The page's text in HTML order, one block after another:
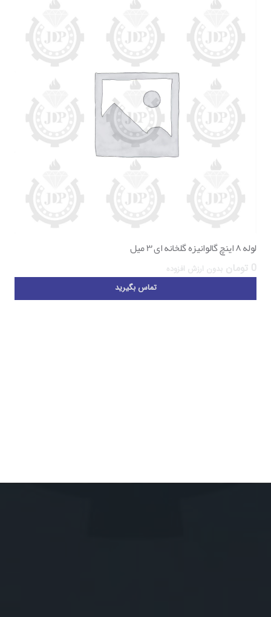
لوله ۸ اینچ گالوانیزه گلخانه ای ۳ میل
0 تومان بدون ارزش افزوده
تماس بگیرید